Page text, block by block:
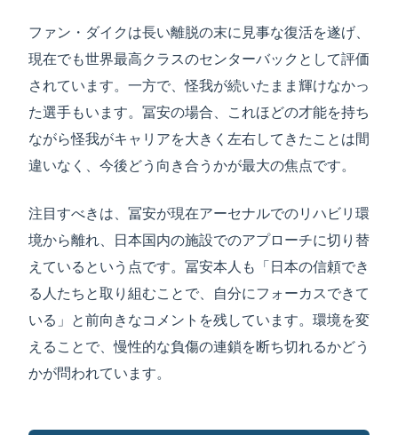
ファン・ダイクは長い離脱の末に見事な復活を遂げ、
現在でも世界最高クラスのセンターバックとして評価
されています。一方で、怪我が続いたまま輝けなかっ
た選手もいます。冨安の場合、これほどの才能を持ち
ながら怪我がキャリアを大きく左右してきたことは間
違いなく、今後どう向き合うかが最大の焦点です。
注目すべきは、冨安が現在アーセナルでのリハビリ環
境から離れ、日本国内の施設でのアプローチに切り替
えているという点です。冨安本人も「日本の信頼でき
る人たちと取り組むことで、自分にフォーカスできて
いる」と前向きなコメントを残しています。環境を変
えることで、慢性的な負傷の連鎖を断ち切れるかどう
かが問われています。